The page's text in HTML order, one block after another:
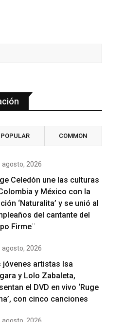
POPULAR COMMON
agosto, 2026
Celedón une las culturas
y México con la
‘Naturalita’ y se unió al
del cantante del
Firme¨
agosto, 2026
jóvenes artistas Isa
y Lolo Zabaleta,
el DVD en vivo ‘Ruge
con cinco canciones
agosto, 2026